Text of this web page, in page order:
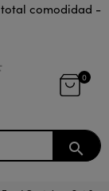
total comodidad -
0
search